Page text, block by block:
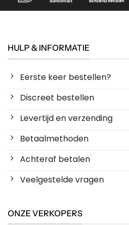
HULP & INFORMATIE
Eerste keer bestellen?
Discreet bestellen
Levertijd en verzending
Betaalmethoden
Achteraf betalen
Veelgestelde vragen
ONZE VERKOPERS